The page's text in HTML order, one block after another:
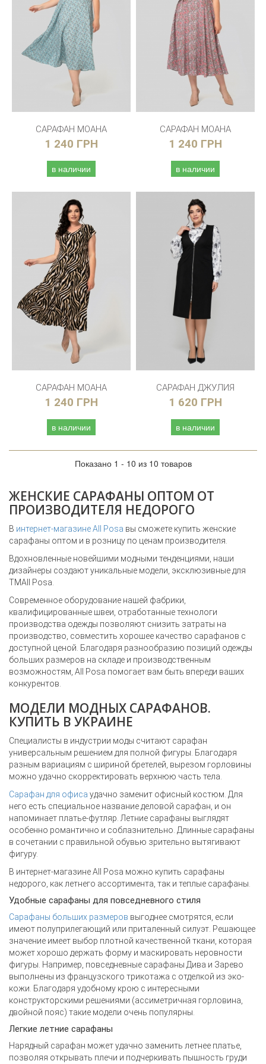
САРАФАН МОАНА
1 240 ГРН
в наличии
САРАФАН МОАНА
1 240 ГРН
в наличии
САРАФАН МОАНА
1 240 ГРН
в наличии
САРАФАН ДЖУЛИЯ
1 620 ГРН
в наличии
Показано 1 - 10 из 10 товаров
ЖЕНСКИЕ САРАФАНЫ ОПТОМ ОТ
ПРОИЗВОДИТЕЛЯ НЕДОРОГО
В интернет-магазине All Posa вы сможете купить женские
сарафаны оптом и в розницу по ценам производителя.
Вдохновленные новейшими модными тенденциями, наши
дизайнеры создают уникальные модели, эксклюзивные для
TMAll Posa.
Современное оборудование нашей фабрики,
квалифицированные швеи, отработанные технологи
производства одежды позволяют снизить затраты на
производство, совместить хорошее качество сарафанов с
доступной ценой. Благодаря разнообразию позиций одежды
больших размеров на складе и производственным
возможностям, All Posa помогает вам быть впереди ваших
конкурентов.
МОДЕЛИ МОДНЫХ САРАФАНОВ.
КУПИТЬ В УКРАИНЕ
Специалисты в индустрии моды считают сарафан
универсальным решением для полной фигуры. Благодаря
разным вариациям с шириной бретелей, вырезом горловины
можно удачно скорректировать верхнюю часть тела.
Сарафан для офиса удачно заменит офисный костюм. Для
него есть специальное название деловой сарафан, и он
напоминает платье-футляр. Летние сарафаны выглядят
особенно романтично и соблазнительно. Длинные сарафаны
в сочетании с правильной обувью зрительно вытягивают
фигуру.
В интернет-магазине All Posa можно купить сарафаны
недорого, как летнего ассортимента, так и теплые сарафаны.
Удобные сарафаны для повседневного стиля
Сарафаны больших размеров выгоднее смотрятся, если
имеют полуприлегающий или приталенный силуэт. Решающее
значение имеет выбор плотной качественной ткани, которая
может хорошо держать форму и маскировать неровности
фигуры. Например, повседневные сарафаны Дива и Зарево
выполнены из французского трикотажа с отделкой из эко-
кожи. Благодаря удобному крою с интересными
конструкторскими решениями (ассиметричная горловина,
двойной пояс) такие модели очень популярны.
Легкие летние сарафаны
Нарядный сарафан может удачно заменить летнее платье,
позволяя открывать плечи и подчеркивать пышность груди